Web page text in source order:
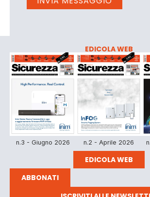
EDICOLA WEB
n.3 - Giugno 2026 n.2 - Aprile 2026
EDICOLA WEB
ABBONATI